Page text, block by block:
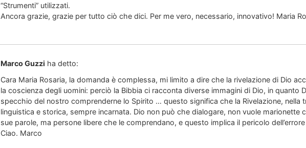
“Strumenti” utilizzati.
Ancora grazie, grazie per tutto ciò che dici. Per me vero, necessario, innovativo! Maria
Marco Guzzi ha detto:
Cara Maria Rosaria, la domanda è complessa, mi limito a dire che la rivelazione di Dio
la coscienza degli uomini: perciò la Bibbia ci racconta diverse immagini di Dio, in quanto
specchio del nostro comprenderne lo Spirito … questo significa che la Rivelazione, nella
linguistica e storica, sempre incarnata. Dio non può che dialogare, non vuole marionette
sue parole, ma persone libere che le comprendano, e questo implica il pericolo dell’errore
Ciao. Marco